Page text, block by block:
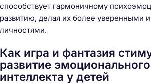
способствует гармоничному
развитию, делая их более уверенными
личностями.
Как игра и фантазия
развитие эмоционального
интеллекта у детей